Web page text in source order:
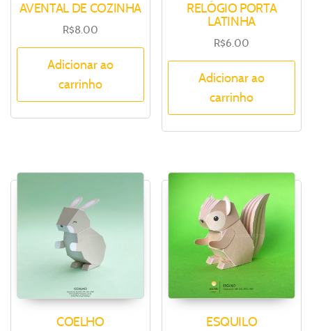
AVENTAL DE COZINHA
R$8.00
Adicionar ao
carrinho
RELÓGIO PORTA
LATINHA
R$6.00
Adicionar ao
carrinho
COELHO ESQUILO